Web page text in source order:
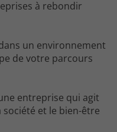
à rebondir
un environnement
de votre parcours
entreprise qui agit
et le bien-être